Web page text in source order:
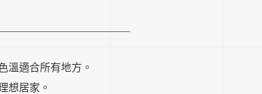
溫適合所有地方。
想居家。